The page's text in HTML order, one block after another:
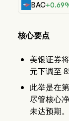
BAC
核心要点
美银证券
元下调至
此举是在
尽管核心
未达预期。